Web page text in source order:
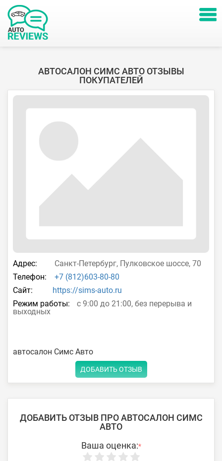
АВТОСАЛОН СИМС АВТО ОТЗЫВЫ
ПОКУПАТЕЛЕЙ
Адрес:
Санкт-Петербург, Пулковское шоссе, 70
Телефон:
+7 (812)603-80-80
Сайт:
https://sims-auto.ru
Режим работы:
с 9:00 до 21:00, без перерыва и
выходных
автосалон Симс Авто
ДОБАВИТЬ ОТЗЫВ
ДОБАВИТЬ ОТЗЫВ ПРО АВТОСАЛОН СИМС
АВТО
Ваша оценка:*